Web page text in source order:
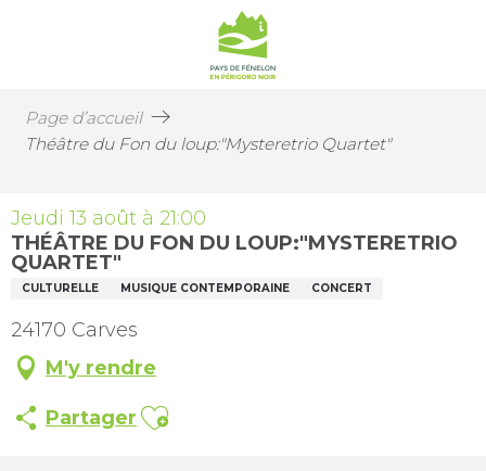
Page d’accueil
Théâtre du Fon du loup:"Mysteretrio Quartet"
Jeudi 13 août à 21:00
THÉÂTRE DU FON DU LOUP:"MYSTERETRIO
QUARTET"
CULTURELLE MUSIQUE CONTEMPORAINE CONCERT
24170 Carves
M'y rendre
Partager Ajouter aux favoris